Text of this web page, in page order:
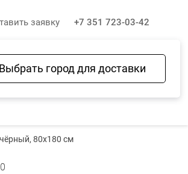
Выбрать город для доставки
заявку +7 351 723-03-42
Избранное Сравнение Корзина
80х180 см